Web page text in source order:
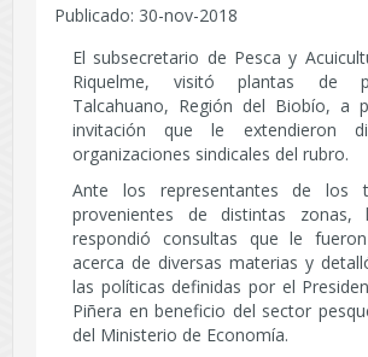
Publicado: 30-nov-2018
El subsecretario de Pesca y
Riquelme, visitó plantas de
Talcahuano, Región del Biobío, a
invitación que le extendieron
organizaciones sindicales del rubro.
Ante los representantes de los
provenientes de distintas zonas,
respondió consultas que le
acerca de diversas materias y
las políticas definidas por el
Piñera en beneficio del sector
del Ministerio de Economía.